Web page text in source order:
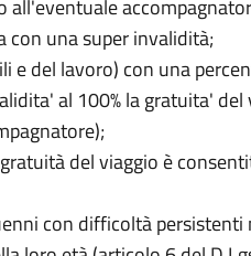
all'eventuale
con una super invalidità;
e del lavoro) con una
al 100% la gratuita'
del viaggio è
con difficoltà persistenti